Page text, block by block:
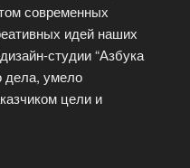
современных
идей наших
студии “Азбука
дела, умело
цели и